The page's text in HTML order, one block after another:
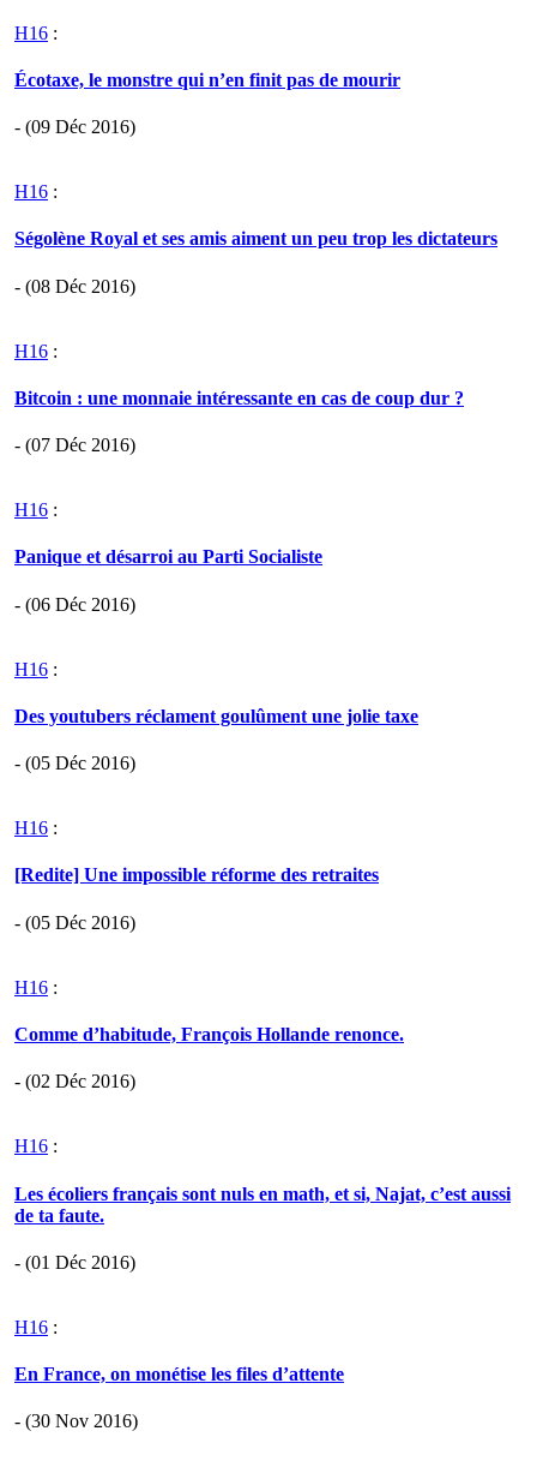
H16 :
Écotaxe, le monstre qui n’en finit pas de mourir
- (09 Déc 2016)
H16 :
Ségolène Royal et ses amis aiment un peu trop les dictateurs
- (08 Déc 2016)
H16 :
Bitcoin : une monnaie intéressante en cas de coup dur ?
- (07 Déc 2016)
H16 :
Panique et désarroi au Parti Socialiste
- (06 Déc 2016)
H16 :
Des youtubers réclament goulûment une jolie taxe
- (05 Déc 2016)
H16 :
[Redite] Une impossible réforme des retraites
- (05 Déc 2016)
H16 :
Comme d’habitude, François Hollande renonce.
- (02 Déc 2016)
H16 :
Les écoliers français sont nuls en math, et si, Najat, c’est aussi
de ta faute.
- (01 Déc 2016)
H16 :
En France, on monétise les files d’attente
- (30 Nov 2016)